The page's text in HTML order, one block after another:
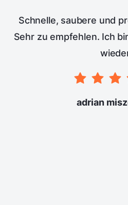
Schnelle, saubere und
Sehr zu empfehlen. Ich
adrian